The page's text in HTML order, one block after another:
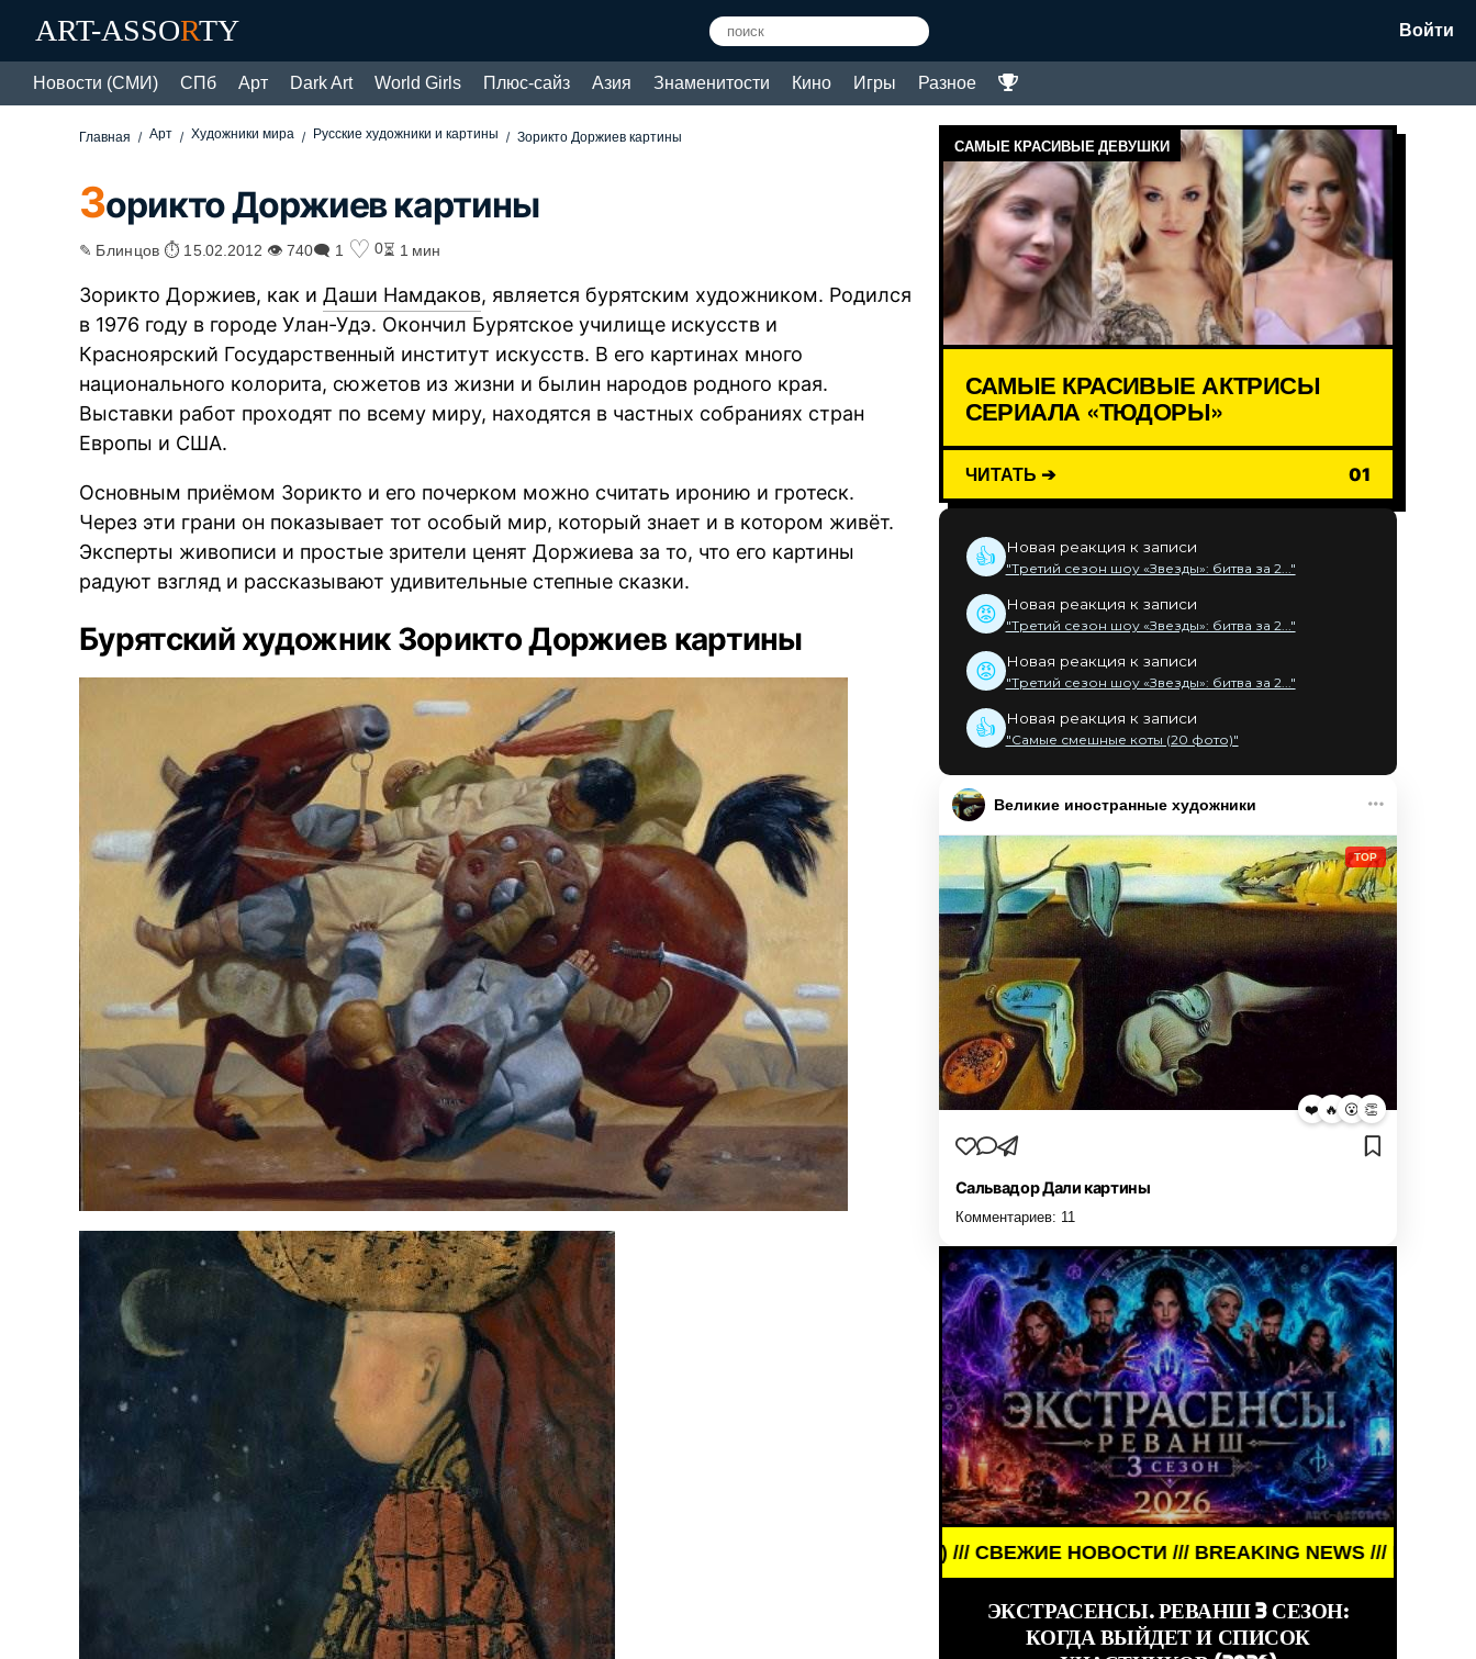
ART-ASSORTY Войти
Новости (СМИ) СПб Арт Dark Art World Girls Плюс-сайз Азия Знаменитости Кино Игры Разное
Главная Арт Художники мира Русские художники и картины Зорикто Доржиев картины
Зорикто Доржиев картины
✎ Блинцов ⏱ 15.02.2012 👁 740🗨 1 ♡ 0⏳ 1 мин
Зорикто Доржиев, как иДаши Намдаков, является бурятским художником. Родился
в 1976 году в городе Улан-Удэ. Окончил Бурятское училище искусств и
Красноярский Государственный институт искусств. В его картинах много
национального колорита, сюжетов из жизни и былин народов родного края.
Выставки работ проходят по всему миру, находятся в частных собраниях стран
Европы и США.
Основным приёмом Зорикто и его почерком можно считать иронию и гротеск.
Через эти грани он показывает тот особый мир, который знает и в котором живёт.
Эксперты живописи и простые зрители ценят Доржиева за то, что его картины
радуют взгляд и рассказывают удивительные степные сказки.
Бурятский художник Зорикто Доржиев картины
САМЫЕ КРАСИВЫЕ ДЕВУШКИ
САМЫЕ КРАСИВЫЕ АКТРИСЫ
СЕРИАЛА «ТЮДОРЫ»
ЧИТАТЬ ➔ 01
👍 Новая реакция к записи
"Третий сезон шоу «Звезды»: битва за 2..."
😡 Новая реакция к записи
"Третий сезон шоу «Звезды»: битва за 2..."
😡 Новая реакция к записи
"Третий сезон шоу «Звезды»: битва за 2..."
👍 Новая реакция к записи
"Самые смешные коты (20 фото)"
Великие иностранные художники
TOP
❤️ 🔥 😮 👏
Сальвадор Дали картины
Комментариев: 11
BREAKING NEWS /// НОВОСТИ (СМИ) /// СВЕЖИЕ НОВОСТИ /// BREAKING NEWS /// НОВОСТИ (СМИ) /// СВЕЖИЕ
ЭКСТРАСЕНСЫ. РЕВАНШ 3 СЕЗОН:
КОГДА ВЫЙДЕТ И СПИСОК